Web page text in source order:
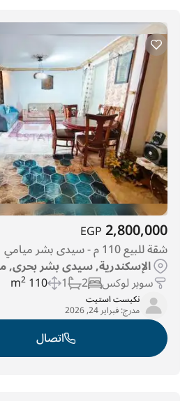
2,800,000
EGP
شقة للبيع 110 م - سيدى بشر ميامي
الإسكندرية, سيدى بشر بحرى,
سوبر لوكس 2
1
110 m
2
نكيست استيت
مدرج:فبراير 24, 2026
اتصال